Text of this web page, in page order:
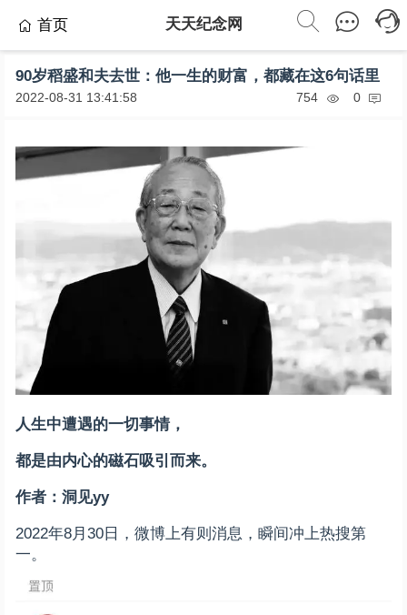
首页 天天纪念网
90岁稻盛和夫去世：他一生的财富，都藏在这6句话里
2022-08-31 13:41:58 754 0
人生中遭遇的一切事情，
都是由内心的磁石吸引而来。
作者：洞见yy
2022年8月30日，微博上有则消息，瞬间冲上热搜第
一。